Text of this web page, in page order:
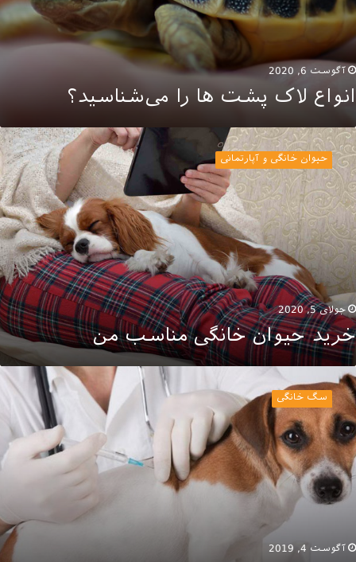
آگوست 6, 2020
انواع لاک پشت ها را می‌شناسید؟
خرید
حیوان
خانگی
مناسب
من
حیوان خانگی و آپارتمانی
جولای 5, 2020
خرید حیوان خانگی مناسب من
اهمیت
واکسیناسیون
در
سگ
ها
سگ خانگی
آگوست 4, 2019